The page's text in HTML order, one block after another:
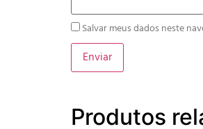
Salvar meus dados neste
Produtos